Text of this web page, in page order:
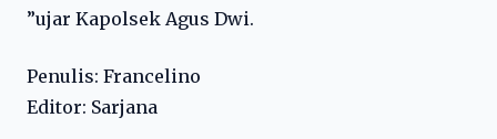
”ujar Kapolsek Agus Dwi.
Penulis: Francelino
Editor: Sarjana